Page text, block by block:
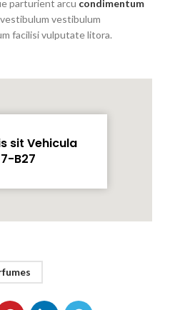
parturient arcu condimentum
vestibulum
facilisi vulputate litora.
sit Vehicula
B27